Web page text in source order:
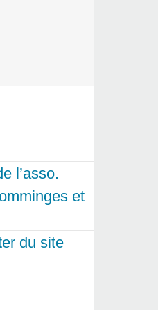
l’asso.
et
du site